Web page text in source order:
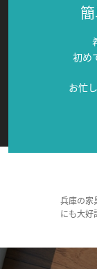
初め
お忙
兵庫の家
にも大好